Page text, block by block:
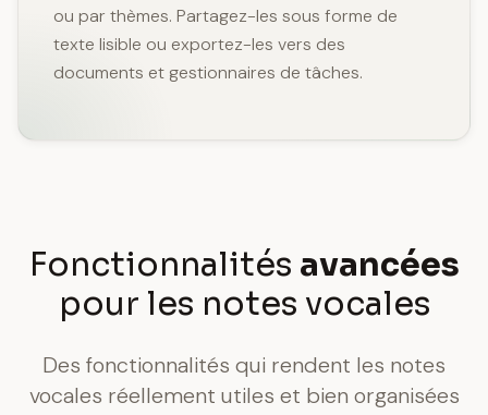
ou par thèmes. Partagez-les sous forme de
texte lisible ou exportez-les vers des
documents et gestionnaires de tâches.
Fonctionnalités avancées
pour les notes vocales
Des fonctionnalités qui rendent les notes
vocales réellement utiles et bien organisées